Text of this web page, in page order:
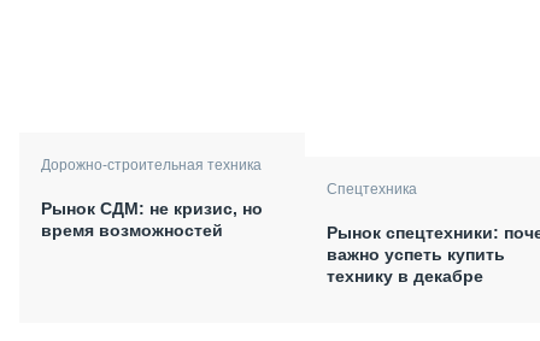
Дорожно-строительная техника
Рынок СДМ: не кризис, но
время возможностей
Спецтехника
Рынок спецтехники:
важно успеть купить
технику в декабре